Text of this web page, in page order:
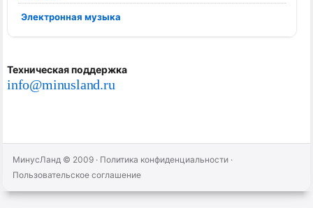
Электронная музыка
Техническая поддержка
info@minusland.ru
МинусЛанд © 2009 · Политика конфиденциальности ·
Пользовательское соглашение